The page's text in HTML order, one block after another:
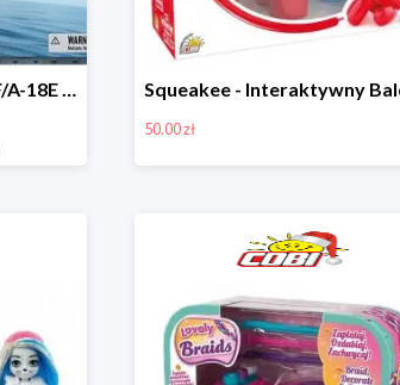
sAMOLOT mAVERICKA F/A-18E Super Hornet
50.00 zł